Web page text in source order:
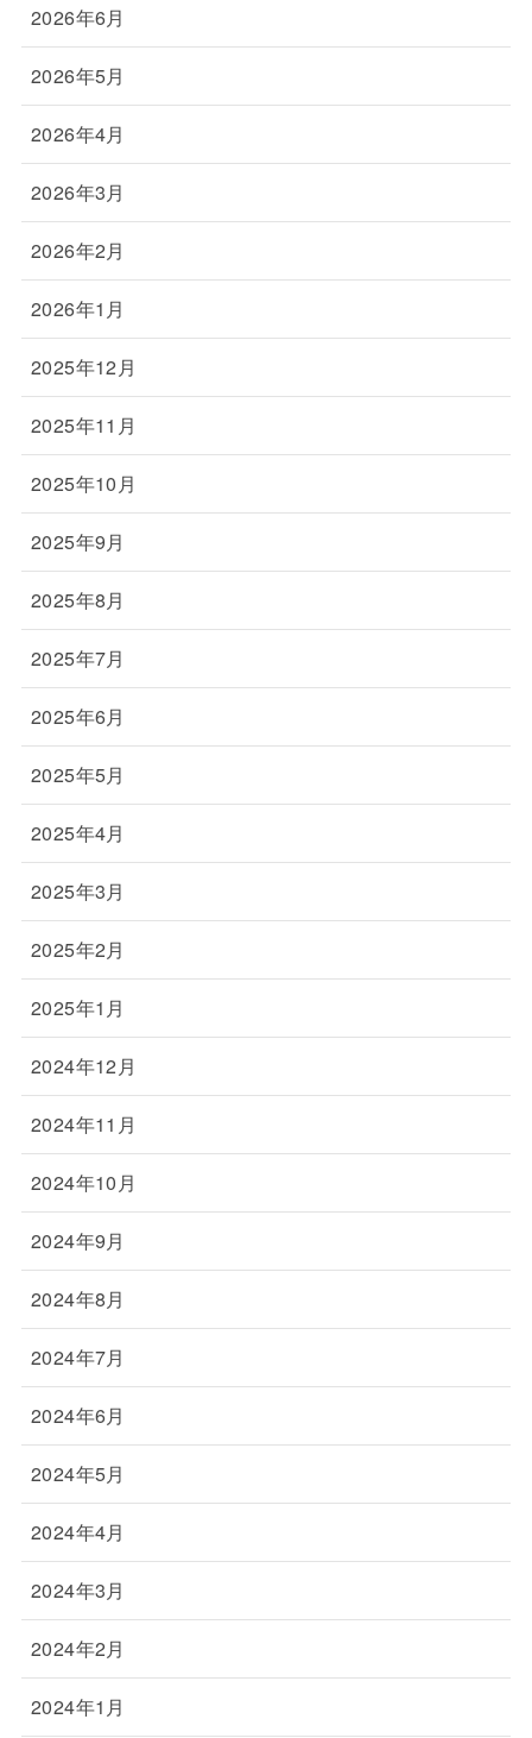
2026年6月
2026年5月
2026年4月
2026年3月
2026年2月
2026年1月
2025年12月
2025年11月
2025年10月
2025年9月
2025年8月
2025年7月
2025年6月
2025年5月
2025年4月
2025年3月
2025年2月
2025年1月
2024年12月
2024年11月
2024年10月
2024年9月
2024年8月
2024年7月
2024年6月
2024年5月
2024年4月
2024年3月
2024年2月
2024年1月